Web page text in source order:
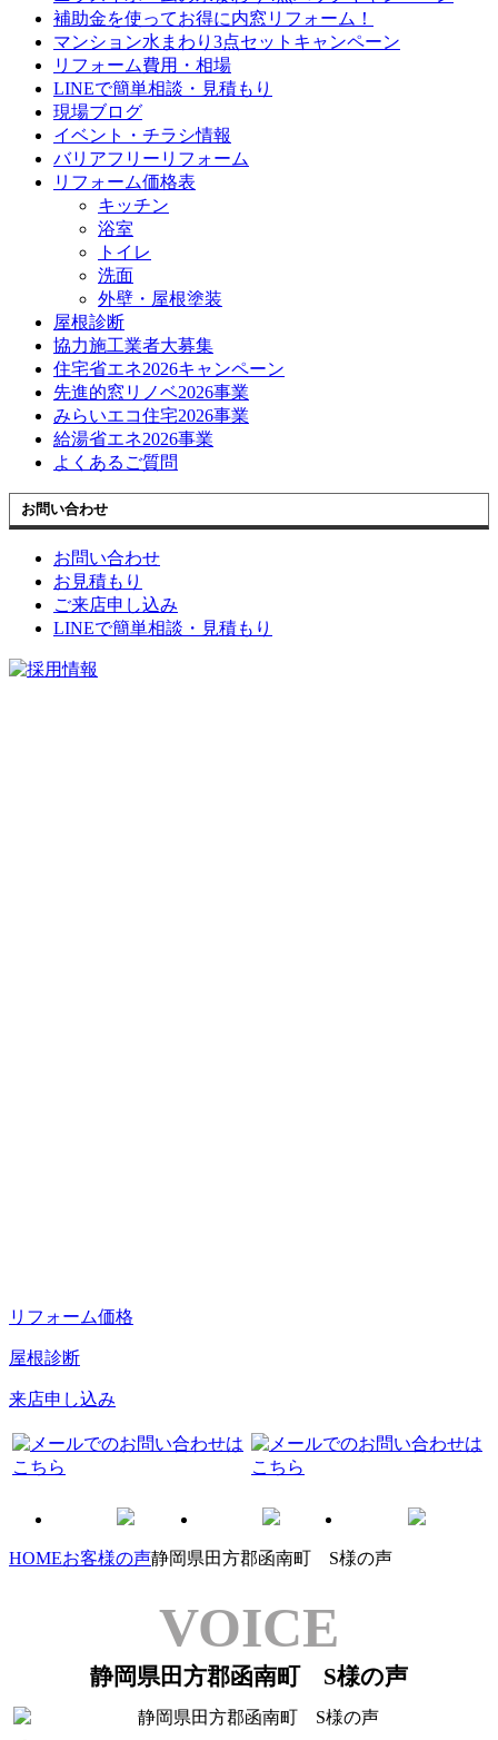
補助金を使ってお得に内窓リフォーム！
マンション水まわり3点セットキャンペーン
リフォーム費用・相場
LINEで簡単相談・見積もり
現場ブログ
イベント・チラシ情報
バリアフリーリフォーム
リフォーム価格表
キッチン
浴室
トイレ
洗面
外壁・屋根塗装
屋根診断
協力施工業者大募集
住宅省エネ2026キャンペーン
先進的窓リノベ2026事業
みらいエコ住宅2026事業
給湯省エネ2026事業
よくあるご質問
お問い合わせ
お問い合わせ
お見積もり
ご来店申し込み
LINEで簡単相談・見積もり
リフォーム価格
屋根診断
来店申し込み
HOMEお客様の声静岡県田方郡函南町 S様の声
VOICE
静岡県田方郡函南町 S様の声